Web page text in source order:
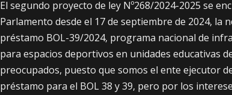
El segundo proyecto de ley Nº268/2024-2025 se
Parlamento desde el 17 de septiembre de 2024, la
préstamo BOL-39/2024, programa nacional de
para espacios deportivos en unidades educativas
preocupados, puesto que somos el ente ejecutor
préstamo para el BOL 38 y 39, pero por los